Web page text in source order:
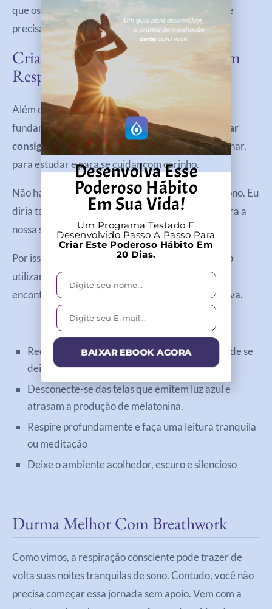
que os números em si, então adapte a contagem se
precisar.
Criando Um Ritual De Sono Com
Respiração Consciente
Além das técnicas de respiração consciente, é
fundamental que você adotemomentos para estar
consigo mesmo
. Há tempo para tudo: para trabalhar,
para estudar e para se cuidar com carinho.
Não há nada mais saudável e revigorante que o sono. Eu
diria também que o sono é um grande curativo para a
nossa saúde emocional.
Por isso, procure criar umdelicioso ritual de sono
utilizando técnicas de breathwork que você pode
encontrar em nosso aplicativo Pura Energia Positiva.
Reduza a iluminação cerca de uma hora antes de se
deitar.
Desconecte-se das telas que emitem luz azul e
atrasam a produção de melatonina.
Respire profundamente e faça uma leitura tranquila
ou meditação
Deixe o ambiente acolhedor, escuro e silencioso
Durma Melhor Com Breathwork
Como vimos, a respiração consciente pode trazer de
volta suas noites tranquilas de sono. Contudo, você não
precisa começar essa jornada sem apoio. Vem com a
Desenvolva Esse
Poderoso Hábito
Em Sua Vida!
Um Programa Testado E
Desenvolvido Passo A Passo Para
Criar Este Poderoso Hábito Em
20 Dias.
BAIXAR EBOOK AGORA